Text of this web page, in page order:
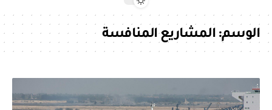
الوسم:المشاريع المنافسة